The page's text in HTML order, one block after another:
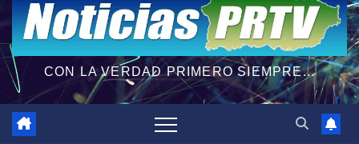
CON LA VERDAD PRIMERO SIEMPRE...